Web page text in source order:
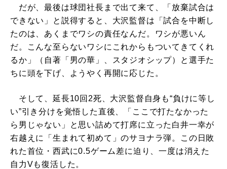
だが、最後は球団社長まで出て来て、「放棄試合は
できない」と説得すると、大沢監督は「試合を中断し
たのは、あくまでワシの責任なんだ。ワシが悪いん
だ。こんな至らないワシにこれからもついてきてくれ
るか」（自著「男の華」、スタジオシップ）と選手た
ちに頭を下げ、ようやく再開に応じた。
そして、延長10回2死、大沢監督自身も“負けに等し
い”引き分けを覚悟した直後、「ここで打たなかった
ら男じゃない」と思い詰めて打席に立った白井一幸が
右越えに「生まれて初めて」のサヨナラ弾。この日敗
れた首位・西武に0.5ゲーム差に迫り、一度は消えた
自力Vも復活した。